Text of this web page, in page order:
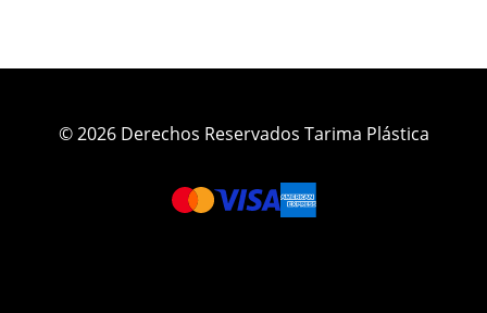
© 2026 Derechos Reservados Tarima Plástica